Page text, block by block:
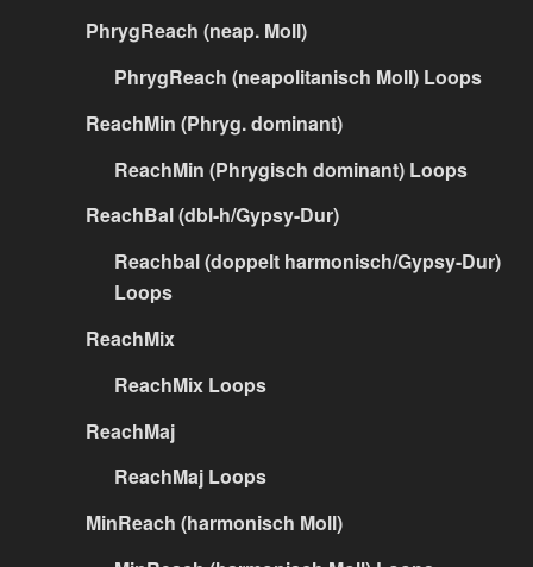
PhrygReach (neap. Moll)
PhrygReach (neapolitanisch Moll) Loops
ReachMin (Phryg. dominant)
ReachMin (Phrygisch dominant) Loops
ReachBal (dbl-h/Gypsy-Dur)
Reachbal (doppelt harmonisch/Gypsy-Dur)
Loops
ReachMix
ReachMix Loops
ReachMaj
ReachMaj Loops
MinReach (harmonisch Moll)